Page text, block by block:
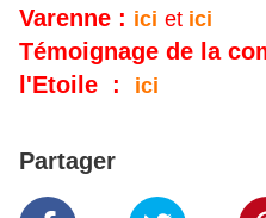
Varenne : ici et ici
Témoignage de la
l'Etoile : ici
Partager